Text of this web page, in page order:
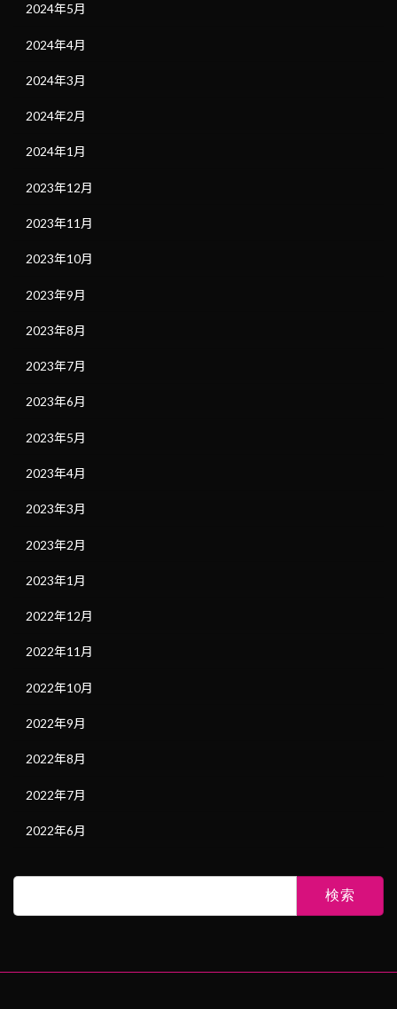
2024年5月
2024年4月
2024年3月
2024年2月
2024年1月
2023年12月
2023年11月
2023年10月
2023年9月
2023年8月
2023年7月
2023年6月
2023年5月
2023年4月
2023年3月
2023年2月
2023年1月
2022年12月
2022年11月
2022年10月
2022年9月
2022年8月
2022年7月
2022年6月
検